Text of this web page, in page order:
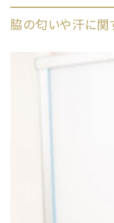
脇の匂いや汗に関